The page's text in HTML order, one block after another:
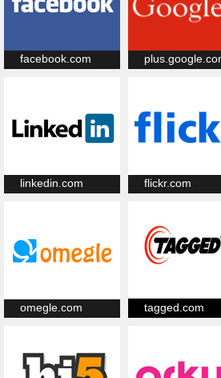
facebook.com
linkedin.com flickr.com
omegle.com tagged.com